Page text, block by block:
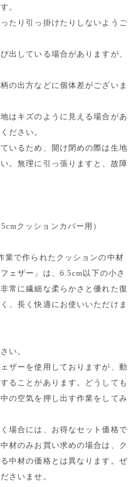
。
たり引っ掛けたりしないようご
出している場合がありますが、
の出方などに個体差がございま
はキズのように見える場合があ
ださい。
いるため、開け閉めの際は生地
。無理に引っ張りますと、故障
クッションカバー用）
業で作られたクッションの中材
ェザー」は、6.5cm以下の小さ
常に繊細な柔らかさと優れた復
、長く快適にお使いいただけま
い。
ザーを使用しておりますが、動
ることがあります。どうしても
の空気を押し出す作業をしてみ
場合には、お得なセット価格で
材のみお買い求めの場合は、ク
中材の価格とは異なります。ぜ
さいませ。